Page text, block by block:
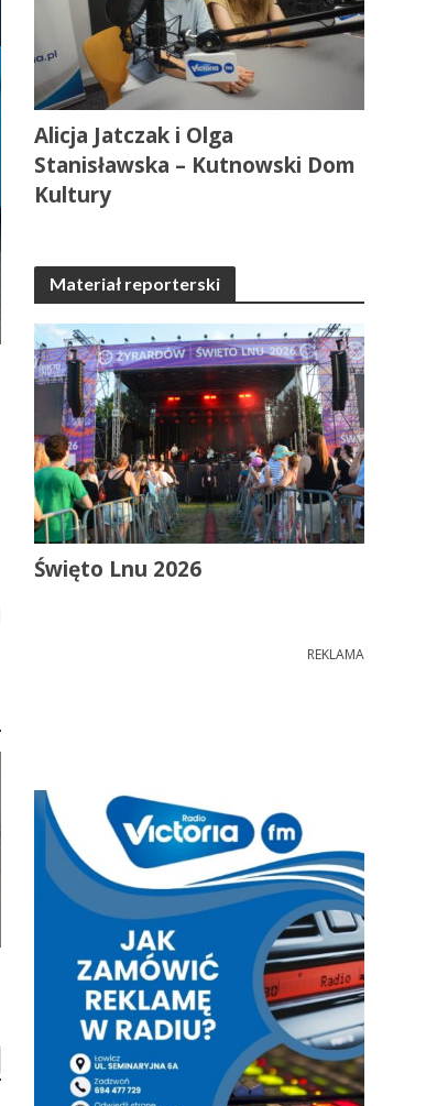
Alicja Jatczak i Olga
Stanisławska – Kutnowski Dom
Kultury
Materiał reporterski
Święto Lnu 2026
REKLAMA